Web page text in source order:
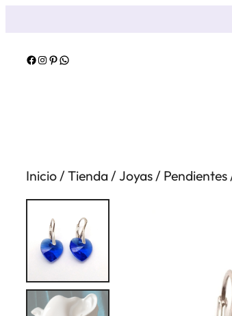
contenido
Facebook Instagram Pinterest WhatsApp
Inicio / Tienda / Joyas / Pendientes